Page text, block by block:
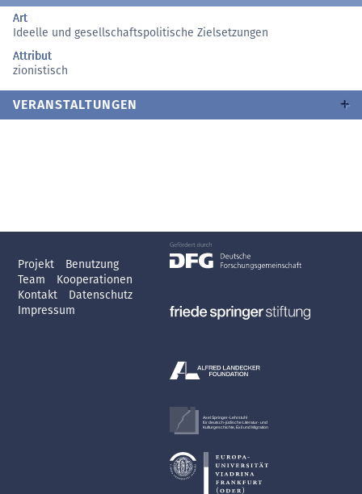
Art
Ideelle und gesellschaftspolitische Zielsetzungen
Attribut
zionistisch
VERANSTALTUNGEN
Projekt
Benutzung
Team
Kooperationen
Kontakt
Datenschutz
Impressum
Axel Springer-Lehrstuhl
für deutsch-jüdische Literatur- und
Kulturgeschichte, Exil und Migration